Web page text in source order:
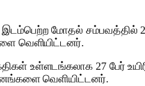
மோதல் சம்பவத்தில் 27
வெளியிட்டனர்.
உள்ளடங்கலாக 27 பேர்
வெளியிட்டனர்.